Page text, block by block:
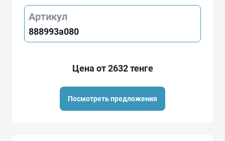
Артикул
888993a080
Цена от 2632 тенге
Посмотреть предложения